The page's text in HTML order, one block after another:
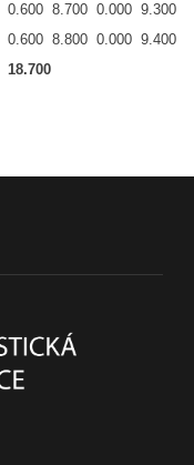
0.600 8.700 0.000 9.300
0.600 8.800 0.000 9.400
18.700